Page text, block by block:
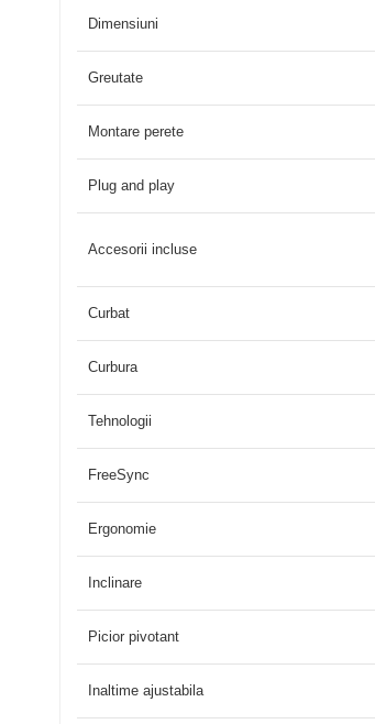
Dimensiuni
Greutate
Montare perete
Plug and play
Accesorii incluse
Curbat
Curbura
Tehnologii
FreeSync
Ergonomie
Inclinare
Picior pivotant
Inaltime ajustabila